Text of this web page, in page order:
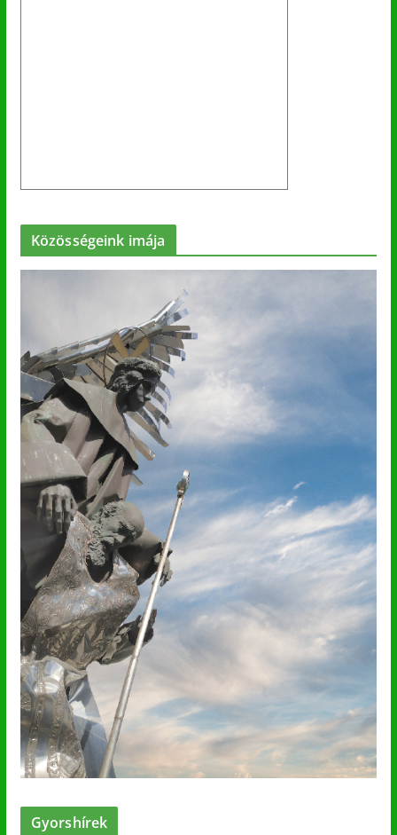
Közösségeink imája
Gyorshírek